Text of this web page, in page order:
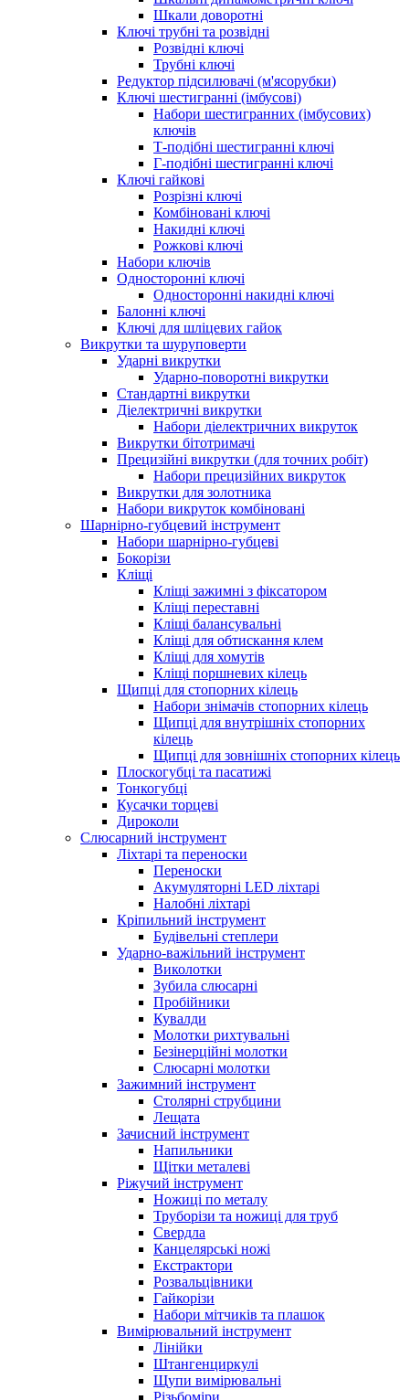
Шкали доворотні
Ключі трубні та розвідні
Розвідні ключі
Трубні ключі
Редуктор підсилювачі (м'ясорубки)
Ключі шестигранні (імбусові)
Набори шестигранних (імбусових)
ключів
Т-подібні шестигранні ключі
Г-подібні шестигранні ключі
Ключі гайкові
Розрізні ключі
Комбіновані ключі
Накидні ключі
Рожкові ключі
Набори ключів
Односторонні ключі
Односторонні накидні ключі
Балонні ключі
Ключі для шліцевих гайок
Викрутки та шуруповерти
Ударні викрутки
Ударно-поворотні викрутки
Стандартні викрутки
Діелектричні викрутки
Набори діелектричних викруток
Викрутки бітотримачі
Прецизійні викрутки (для точних робіт)
Набори прецизійних викруток
Викрутки для золотника
Набори викруток комбіновані
Шарнірно-губцевий інструмент
Набори шарнірно-губцеві
Бокорізи
Кліщі
Кліщі зажимні з фіксатором
Кліщі переставні
Кліщі балансувальні
Кліщі для обтискання клем
Кліщі для хомутів
Кліщі поршневих кілець
Щипці для стопорних кілець
Набори знімачів стопорних кілець
Щипці для внутрішніх стопорних
кілець
Щипці для зовнішніх стопорних кілець
Плоскогубці та пасатижі
Тонкогубці
Кусачки торцеві
Дироколи
Слюсарний інструмент
Ліхтарі та переноски
Переноски
Акумуляторні LED ліхтарі
Налобні ліхтарі
Кріпильний інструмент
Будівельні степлери
Ударно-важільний інструмент
Виколотки
Зубила слюсарні
Пробійники
Кувалди
Молотки рихтувальні
Безінерційні молотки
Слюсарні молотки
Зажимний інструмент
Столярні струбцини
Лещата
Зачисний інструмент
Напильники
Щітки металеві
Ріжучий інструмент
Ножиці по металу
Труборізи та ножиці для труб
Свердла
Канцелярські ножі
Екстрактори
Розвальцівники
Гайкорізи
Набори мітчиків та плашок
Вимірювальний інструмент
Лінійки
Штангенциркулі
Щупи вимірювальні
Різьбоміри